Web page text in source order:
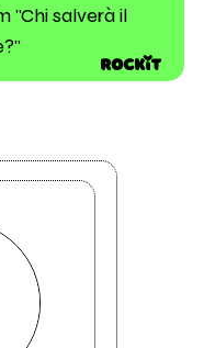
"Chi salverà il